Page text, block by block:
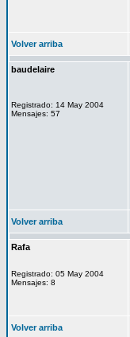
Volver arriba
baudelaire
Registrado: 14 May 2004
Mensajes: 57
Volver arriba
Rafa
Registrado: 05 May 2004
Mensajes: 8
Volver arriba